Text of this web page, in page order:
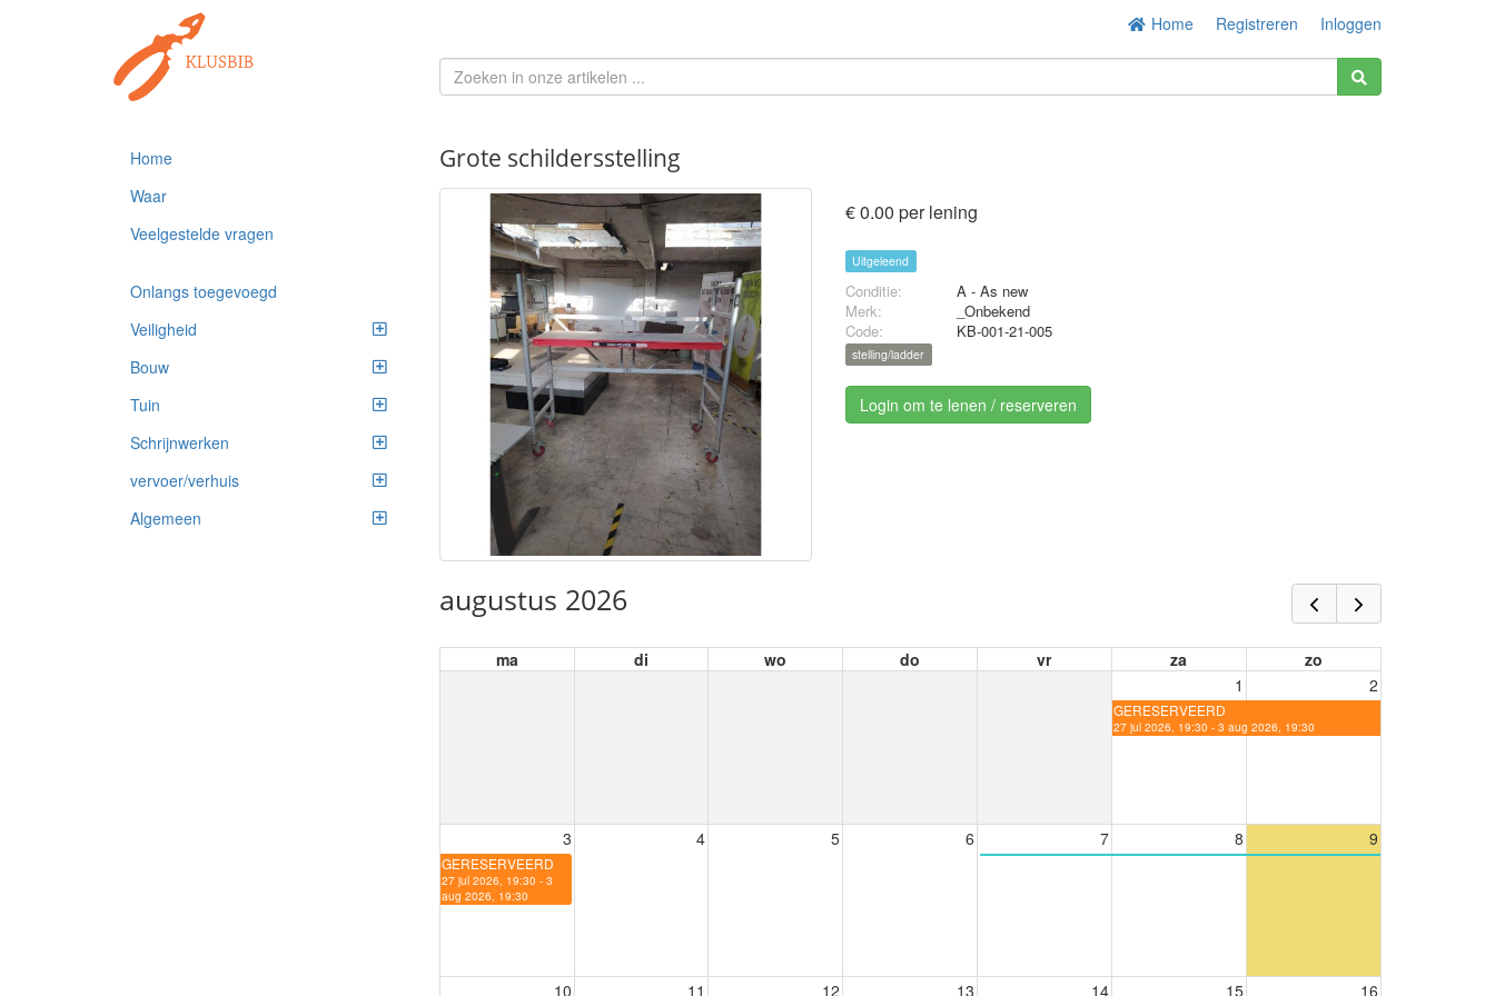
Home Registreren Inloggen
Home
Waar
Veelgestelde vragen
Onlangs toegevoegd
Veiligheid
Bouw
Tuin
Schrijnwerken
vervoer/verhuis
Algemeen
Grote schildersstelling
€ 0.00 per lening
Uitgeleend
Conditie:
A - As new
Merk:
_Onbekend
Code:
KB-001-21-005
stelling/ladder
Login om te lenen / reserveren
augustus 2026
ma di wo do vr za
zo
1
2
GERESERVEERD
27 jul 2026, 19:30 - 3 aug 2026, 19:30
3 4 5 6 7 8 9
GERESERVEERD
27 jul 2026, 19:30 - 3
aug 2026, 19:30
10 11 12 13 14 15 16